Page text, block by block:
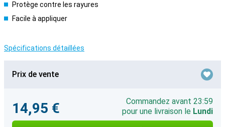
Protège contre les rayures
Facile à appliquer
Spécifications détaillées
Prix de vente
14,95 €
Commandez avant 23:59
pour une livraison le Lundi